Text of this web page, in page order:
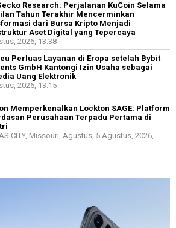
Research: Perjalanan KuCoin Selama
Tahun Terakhir Mencerminkan
dari Bursa Kripto Menjadi
Aset Digital yang Tepercaya
2026, 13.38
Perluas Layanan di Eropa setelah Bybit
GmbH Kantongi Izin Usaha sebagai
Uang Elektronik
2026, 13.15
Memperkenalkan Lockton SAGE: Platform
Perusahaan Terpadu Pertama di
CITY, Missouri, Agustus, 5 Agustus, 2026,